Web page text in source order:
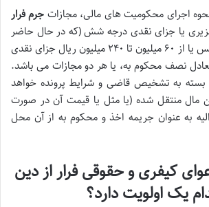
، مجازات جرم فرار
یا جزای نقدی درجه شش(که در حال حاضر
شش ماه تا دو سال حبس یا از ۶۰ میلیون تا ۲۴۰ میلیون ریال جزای نقدی
نصف محکوم به، یاهر دو مجازات می باشد.
بسته به تشخیص قاضی و شرایط پرونده خواهد
مال منتقل شده (یا مثل یا قیمت آن در صورت
به عنوان جریمه اخذ و محکوم به از آن محل
کیفری و حقوقیفرار از دین
یک اولویت دارد؟